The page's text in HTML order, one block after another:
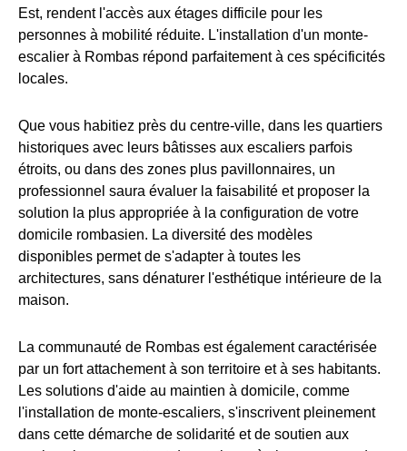
Est, rendent l'accès aux étages difficile pour les
personnes à mobilité réduite. L'installation d'un monte-
escalier à Rombas répond parfaitement à ces spécificités
locales.
Que vous habitiez près du centre-ville, dans les quartiers
historiques avec leurs bâtisses aux escaliers parfois
étroits, ou dans des zones plus pavillonnaires, un
professionnel saura évaluer la faisabilité et proposer la
solution la plus appropriée à la configuration de votre
domicile rombasien. La diversité des modèles
disponibles permet de s'adapter à toutes les
architectures, sans dénaturer l'esthétique intérieure de la
maison.
La communauté de Rombas est également caractérisée
par un fort attachement à son territoire et à ses habitants.
Les solutions d'aide au maintien à domicile, comme
l'installation de monte-escaliers, s'inscrivent pleinement
dans cette démarche de solidarité et de soutien aux